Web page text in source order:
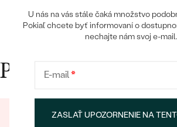
OBJAVIŤ
Prečo nakupovať v Eppi
U nás na vás stále čaká množstvo
Pokiaľ chcete byť informovaní o
nechajte nám svoj e-mail.
E-mail*
ZASLAŤ UPOZORNENIE NA